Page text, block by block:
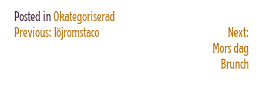
Posted inOkategoriserad
INLÄGGSNAVIGERING
Previous:löjromstaco
Next:
Mors dag
Brunch